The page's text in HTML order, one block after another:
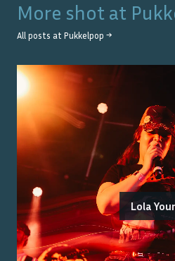
More shot at
All posts at Pukkelpop →
Lola